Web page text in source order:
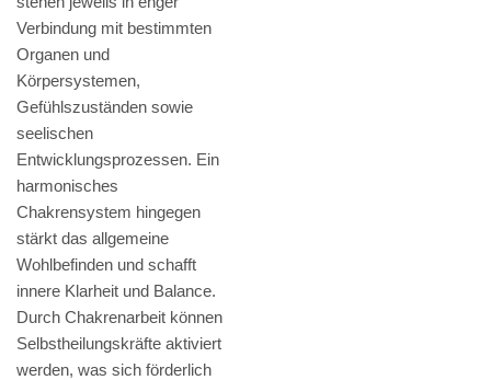
Verbindung mit bestimmten
Organen und
Körpersystemen,
Gefühlszuständen sowie
seelischen
Entwicklungsprozessen. Ein
harmonisches
Chakrensystem hingegen
stärkt das allgemeine
Wohlbefinden und schafft
innere Klarheit und Balance.
Durch Chakrenarbeit können
Selbstheilungskräfte aktiviert
werden, was sich förderlich